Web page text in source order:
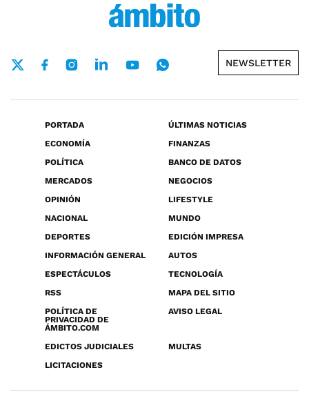
NEWSLETTER
PORTADA
ÚLTIMAS NOTICIAS
ECONOMÍA
FINANZAS
POLÍTICA
BANCO DE DATOS
MERCADOS
NEGOCIOS
OPINIÓN
LIFESTYLE
NACIONAL
MUNDO
DEPORTES
EDICIÓN IMPRESA
INFORMACIÓN GENERAL
AUTOS
ESPECTÁCULOS
TECNOLOGÍA
RSS
MAPA DEL SITIO
POLÍTICA DE
PRIVACIDAD DE
ÁMBITO.COM
AVISO LEGAL
EDICTOS JUDICIALES
MULTAS
LICITACIONES